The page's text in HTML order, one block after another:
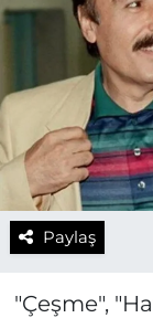
Paylaş
"Çeşme",